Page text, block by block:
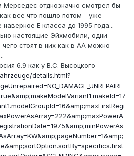
отднозначно смотрел бы
как все что пошло потом - уже
Е класса до 1995 года...
настоящие Эйхмобили, одни
стоят в них как в АА можно
6.9 как у В.С. Высоцкого
details.html?